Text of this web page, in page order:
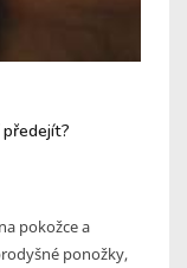
pokožce a
ponožky,